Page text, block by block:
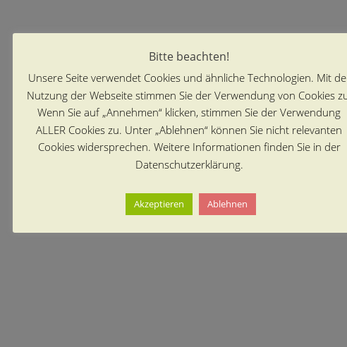
Bitte beachten!
Unsere Seite verwendet Cookies und ähnliche Technologien. Mit
Nutzung der Webseite stimmen Sie der Verwendung von Cookies
Wenn Sie auf „Annehmen“ klicken, stimmen Sie der Verwendung
ALLER Cookies zu. Unter „Ablehnen“ können Sie nicht relevanten
Cookies widersprechen. Weitere Informationen finden Sie in der
Datenschutzerklärung.
Akzeptieren Ablehnen